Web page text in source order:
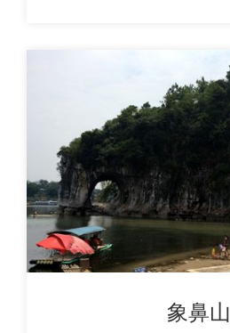
象鼻山